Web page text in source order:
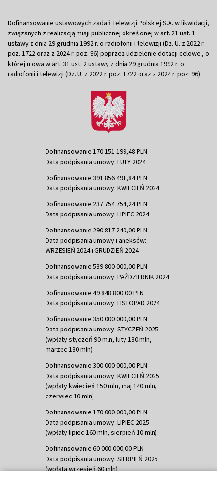
Dofinansowanie ustawowych zadań Telewizji Polskiej S.A. w likwidacji,
związanych z realizacją misji publicznej określonej w art. 21 ust. 1
ustawy z dnia 29 grudnia 1992 r. o radiofonii i telewizji (Dz. U. z 2022 r.
poz. 1722 oraz z 2024 r. poz. 96) poprzez udzielenie dotacji celowej, o
której mowa w art. 31 ust. 2 ustawy z dnia 29 grudnia 1992 r. o
radiofonii i telewizji (Dz. U. z 2022 r. poz. 1722 oraz z 2024 r. poz. 96)
Dofinansowanie 170 151 199,48 PLN
Data podpisania umowy: LUTY 2024
Dofinansowanie 391 856 491,84 PLN
Data podpisania umowy: KWIECIEŃ 2024
Dofinansowanie 237 754 754,24 PLN
Data podpisania umowy: LIPIEC 2024
Dofinansowanie 290 817 240,00 PLN
Data podpisania umowy i aneksów:
WRZESIEŃ 2024 i GRUDZIEŃ 2024
Dofinansowanie 539 800 000,00 PLN
Data podpisania umowy: PAŹDZIERNIK 2024
Dofinansowanie 49 848 800,00 PLN
Data podpisania umowy: LISTOPAD 2024
Dofinansowanie 350 000 000,00 PLN
Data podpisania umowy: STYCZEŃ 2025
(wpłaty styczeń 90 mln, luty 130 mln,
marzec 130 mln)
Dofinansowanie 300 000 000,00 PLN
Data podpisania umowy: KWIECIEŃ 2025
(wpłaty kwiecień 150 mln, maj 140 mln,
czerwiec 10 mln)
Dofinansowanie 170 000 000,00 PLN
Data podpisania umowy: LIPIEC 2025
(wpłaty lipiec 160 mln, sierpień 10 mln)
Dofinansowanie 60 000 000,00 PLN
Data podpisania umowy: SIERPIEŃ 2025
(wpłata wrzesień 60 mln)